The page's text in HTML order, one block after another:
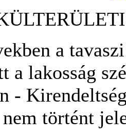
a
a lakosság
-
történt